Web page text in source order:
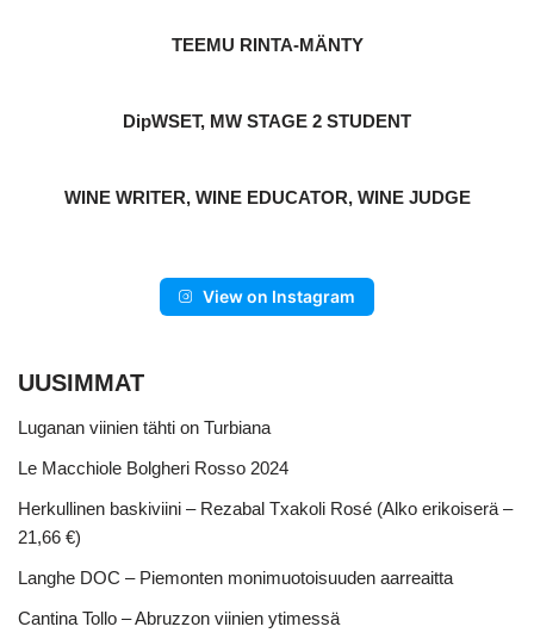
TEEMU RINTA-MÄNTY
DipWSET, MW STAGE 2 STUDENT
WINE WRITER, WINE EDUCATOR, WINE JUDGE
View on Instagram
UUSIMMAT
Luganan viinien tähti on Turbiana
Le Macchiole Bolgheri Rosso 2024
Herkullinen baskiviini – Rezabal Txakoli Rosé (Alko erikoiserä –
21,66 €)
Langhe DOC – Piemonten monimuotoisuuden aarreaitta
Cantina Tollo – Abruzzon viinien ytimessä